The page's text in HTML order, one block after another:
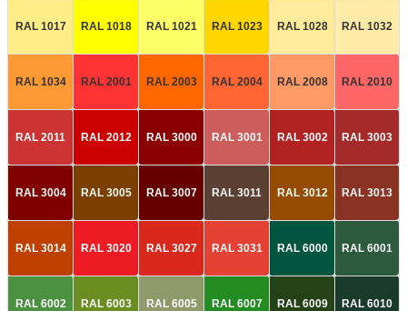
RAL 1017 RAL 1018 RAL 1021 RAL 1023 RAL 1028 RAL 1032
RAL 1034 RAL 2001 RAL 2003 RAL 2004 RAL 2008 RAL 2010
RAL 2011 RAL 2012 RAL 3000 RAL 3001 RAL 3002 RAL 3003
RAL 3004 RAL 3005 RAL 3007 RAL 3011 RAL 3012 RAL 3013
RAL 3014 RAL 3020 RAL 3027 RAL 3031 RAL 6000 RAL 6001
RAL 6002 RAL 6003 RAL 6005 RAL 6007 RAL 6009 RAL 6010